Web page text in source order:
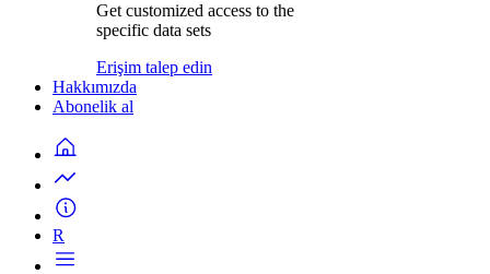
Get customized access to the
specific data sets
Erişim talep edin
Hakkımızda
Abonelik al
R